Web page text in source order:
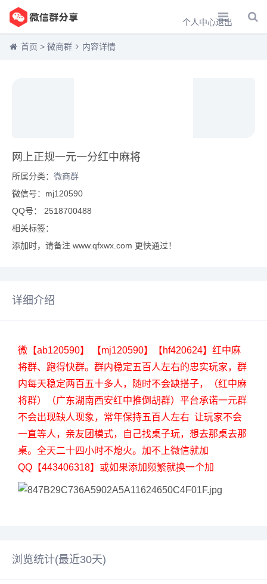
个人中心退出
首页 > 微商群 内容详情
网上正规一元一分红中麻将
所属分类： 微商群
微信号：mj120590
QQ号： 2518700488
相关标签：
添加时，请备注 www.qfxwx.com 更快通过！
详细介绍
微【ab120590】 【mj120590】【hf420624】红中麻
将群、跑得快群。群内稳定五百人左右的忠实玩家，群
内每天稳定两百五十多人，随时不会缺搭子，（红中麻
将群）（广东湖南西安红中推倒胡群）平台承诺一元群
不会出现缺人现象，常年保持五百人左右 让玩家不会
一直等人，亲友团模式，自己找桌子玩，想去那桌去那
桌。全天二十四小时不熄火。加不上微信就加
QQ【443406318】或如果添加频繁就换一个加
浏览统计(最近30天)